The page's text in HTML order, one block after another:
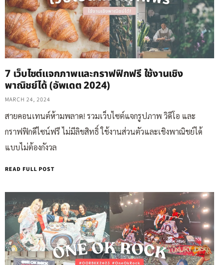
7 เว็บไซต์แจกภาพและกราฟฟิกฟรี ใช้งานเชิง
พาณิชย์ได้ (อัพเดต 2024)
MARCH 24, 2024
สายคอนเทนต์ห้ามพลาด! รวมเว็บไซต์แจกรูปภาพ วิดีโอ และ
กราฟฟิกดีไซน์ฟรี ไม่มีลิขสิทธิ์ ใช้งานส่วนตัวและเชิงพาณิชย์ได้
แบบไม่ต้องกังวล
READ FULL POST